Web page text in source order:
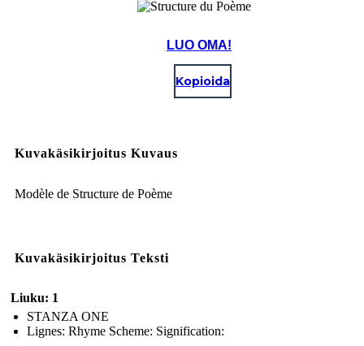
LUO OMA!
Kopioida
Kuvakäsikirjoitus Kuvaus
Modèle de Structure de Poème
Kuvakäsikirjoitus Teksti
Liuku: 1
STANZA ONE
Lignes: Rhyme Scheme: Signification: